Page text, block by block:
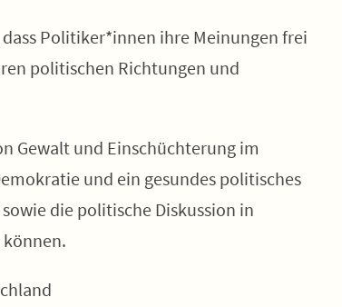
Politiker*innen ihre Meinungen frei
politischen Richtungen und
Gewalt und Einschüchterung im
und ein gesundes politisches
die politische Diskussion in